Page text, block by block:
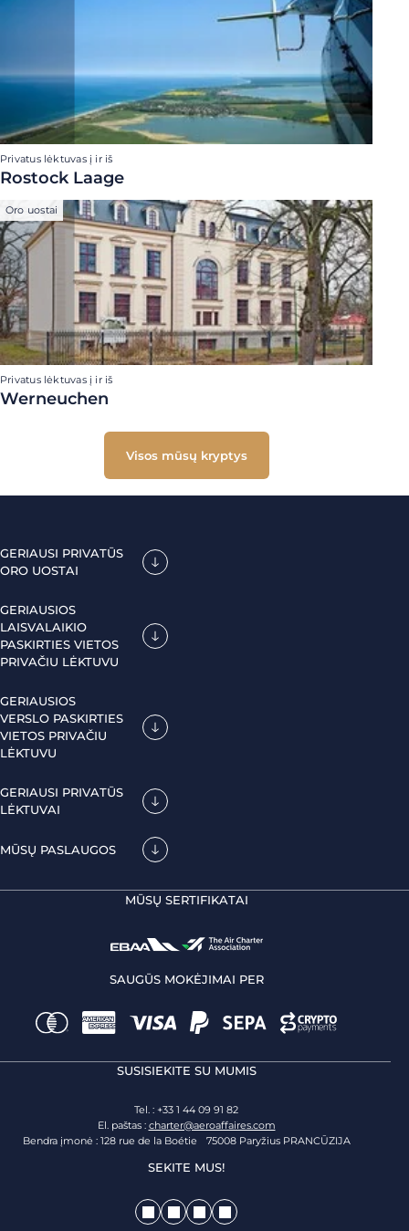
Privatus lėktuvas į ir iš
Rostock Laage
Oro uostai
Privatus lėktuvas į ir iš
Werneuchen
Visos mūsų kryptys
GERIAUSI PRIVATŪS
ORO UOSTAI
GERIAUSIOS
LAISVALAIKIO
PASKIRTIES VIETOS
PRIVAČIU LĖKTUVU
GERIAUSIOS
VERSLO PASKIRTIES
VIETOS PRIVAČIU
LĖKTUVU
GERIAUSI PRIVATŪS
LĖKTUVAI
MŪSŲ PASLAUGOS
MŪSŲ SERTIFIKATAI
SAUGŪS MOKĖJIMAI PER
SUSISIEKITE SU MUMIS
Tel. : +33 1 44 09 91 82
El. paštas : charter@aeroaffaires.com
Bendra įmonė : 128 rue de la Boétie 75008 Paryžius PRANCŪZIJA
SEKITE MUS!